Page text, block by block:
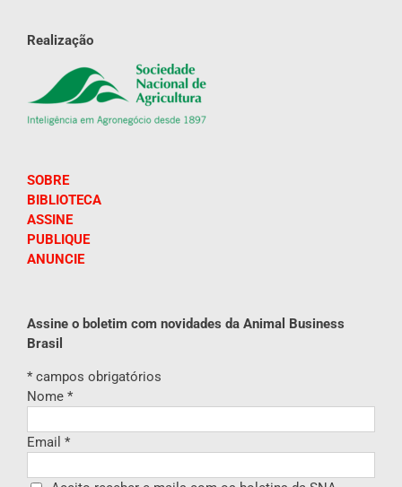
Realização
SOBRE
BIBLIOTECA
ASSINE
PUBLIQUE
ANUNCIE
Assine o boletim com novidades da Animal Business
Brasil
* campos obrigatórios
Nome *
Email *